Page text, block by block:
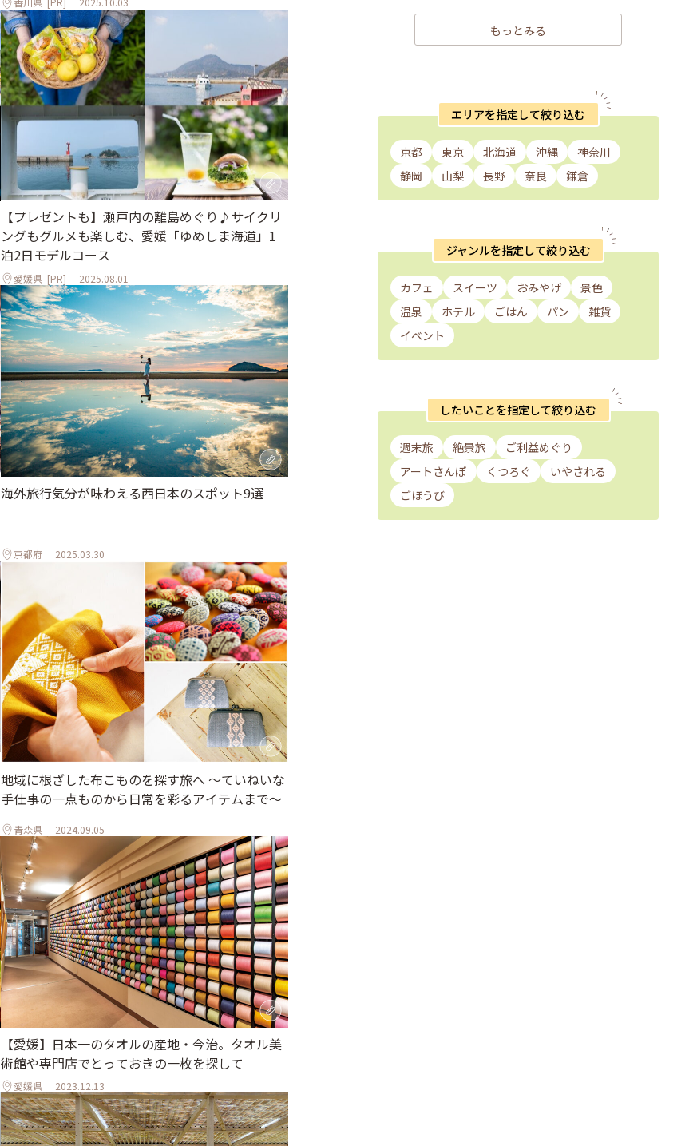
【プレゼントも】瀬戸内の離島めぐり♪サイクリ
ングもグルメも楽しむ、愛媛「ゆめしま海道」1
泊2日モデルコース
愛媛県 [PR] 2025.08.01
海外旅行気分が味わえる西日本のスポット9選
京都府 2025.03.30
地域に根ざした布こものを探す旅へ 〜ていねいな
手仕事の一点ものから日常を彩るアイテムまで〜
青森県 2024.09.05
【愛媛】日本一のタオルの産地・今治。タオル美
術館や専門店でとっておきの一枚を探して
愛媛県 2023.12.13
もっとみる
エリアを指定して絞り込む
京都 東京 北海道 沖縄
神奈川
静岡
山梨 長野 奈良 鎌倉
ジャンルを指定して絞り込む
カフェ スイーツ おみやげ
景色
温泉
ホテル ごはん パン
雑貨
イベント
したいことを指定して絞り込む
週末旅 絶景旅
ご利益めぐり
アートさんぽ
くつろぐ
いやされる
ごほうび